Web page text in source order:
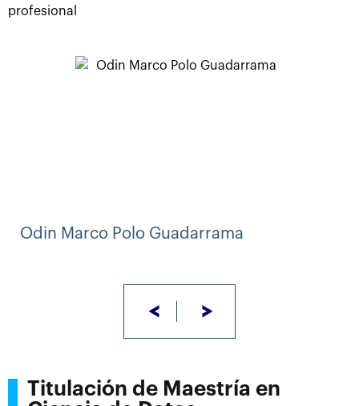
profesional
Odin Marco Polo Guadarrama
< >
Titulación de Maestría en